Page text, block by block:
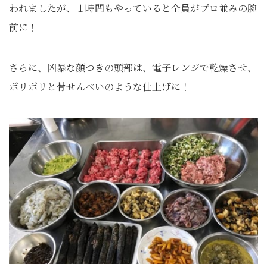
われましたが、１時間もやっていると全員がプロ並みの腕
前に！
さらに、凶暴な顔つきの頭部は、電子レンジで乾燥させ、
ポリポリと骨せんべいのような仕上げに！